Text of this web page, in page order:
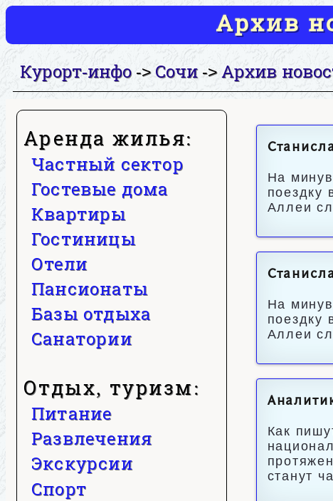
Архив
Курорт-инфо-> Сочи->Архив
Аренда жилья:
Частный сектор
Гостевые дома
Квартиры
Гостиницы
Отели
Пансионаты
Базы отдыха
Санатории
Отдых, туризм:
Питание
Развлечения
Экскурсии
Спорт
На
поездку
Аллеи
На
поездку
Аллеи
Как
станут